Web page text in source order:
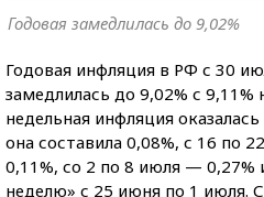
Годовая замедлилась до 9,02%
Годовая инфляция в РФ с 30
замедлилась до 9,02% с
недельная инфляция
она составила 0,08%, с 16 по
0,11%, со 2 по 8 июля — 0,27%
неделю» с 25 июня по 1 июля.